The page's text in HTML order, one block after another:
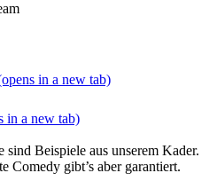
in a new tab)
in a new tab)
Beispiele aus unserem Kader.
Comedy gibt’s aber garantiert.